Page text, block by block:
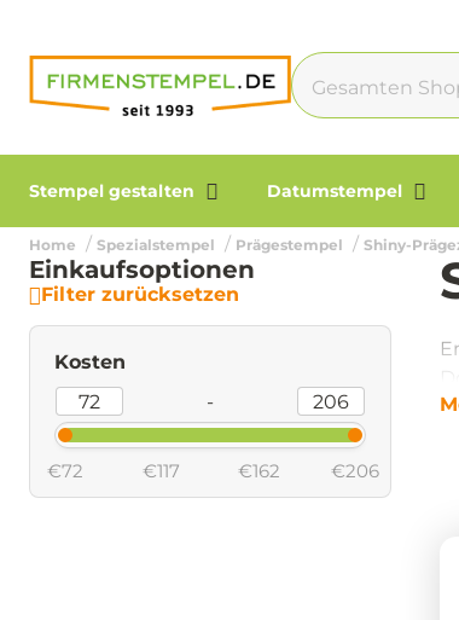
Stempel gestalten Datumstempel
Home Spezialstempel Prägestempel Shiny-
Einkaufsoptionen
Filter zurücksetzen
Kosten
-
€72 €117 €162 €206